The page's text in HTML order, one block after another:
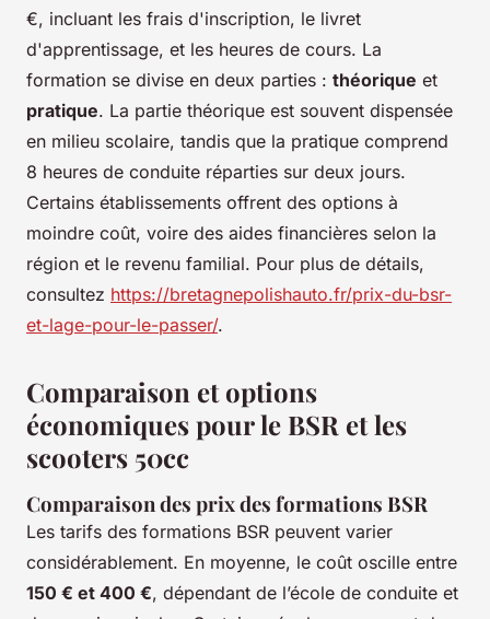
€, incluant les frais d'inscription, le livret
d'apprentissage, et les heures de cours. La
formation se divise en deux parties : théorique et
pratique. La partie théorique est souvent dispensée
en milieu scolaire, tandis que la pratique comprend
8 heures de conduite réparties sur deux jours.
Certains établissements offrent des options à
moindre coût, voire des aides financières selon la
région et le revenu familial. Pour plus de détails,
consultez https://bretagnepolishauto.fr/prix-du-bsr-
et-lage-pour-le-passer/.
Comparaison et options
économiques pour le BSR et les
scooters 50cc
Comparaison des prix des formations BSR
Les tarifs des formations BSR peuvent varier
considérablement. En moyenne, le coût oscille entre
150 € et 400 €, dépendant de l’école de conduite et